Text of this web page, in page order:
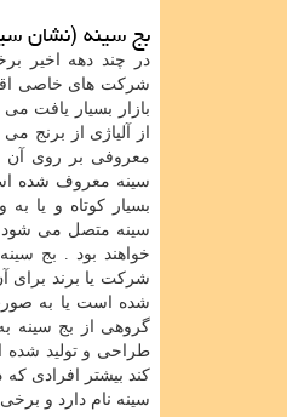
بج سینه (نشان
در چند دهه اخیر
شرکت های خاصی
بازار بسیار یافت
از آلیاژی از برنج
معروفی بر روی
سینه معروف شده
بسیار کوتاه و یا به
سینه متصل می شود
خواهند بود . بج
شرکت یا برند برای
شده است یا به
گروهی از بج سینه
طراحی و تولید شده
کند بیشتر افرادی
سینه نام دارد و